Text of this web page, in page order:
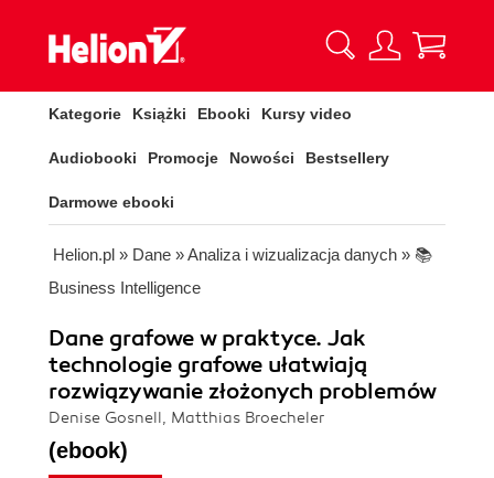
Kategorie Książki Ebooki Kursy video
Audiobooki Promocje Nowości Bestsellery
Darmowe ebooki
Helion.pl » Dane »Analiza i wizualizacja danych » 📚
Business Intelligence
Dane grafowe w praktyce. Jak
technologie grafowe ułatwiają
rozwiązywanie złożonych problemów
Denise Gosnell, Matthias Broecheler
(ebook)